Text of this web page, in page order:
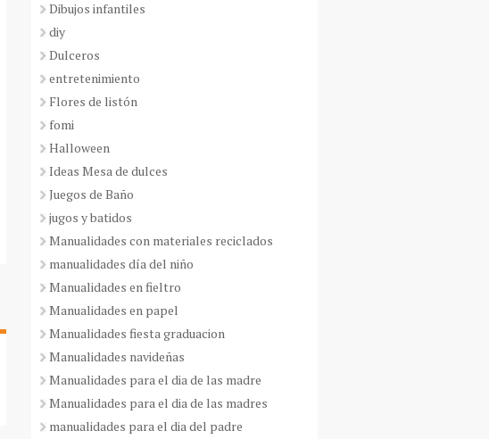
Dibujos infantiles
diy
Dulceros
entretenimiento
Flores de listón
fomi
Halloween
Ideas Mesa de dulces
Juegos de Baño
jugos y batidos
Manualidades con materiales reciclados
manualidades día del niño
Manualidades en fieltro
Manualidades en papel
Manualidades fiesta graduacion
Manualidades navideñas
Manualidades para el dia de las madre
Manualidades para el dia de las madres
manualidades para el dia del padre